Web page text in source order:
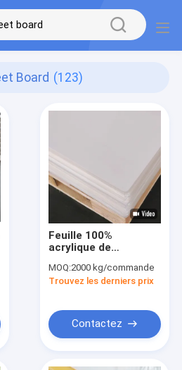
Board (123)
Feuille 100%
acrylique de
blanche de Muttahida
Majlis-e-Amal de
MOQ:2000 kg/commande
Trouvez les derniers prix
Contactez